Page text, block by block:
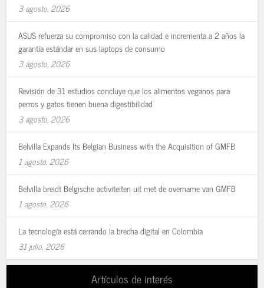
3 agosto, 2026
ASUS refuerza su compromiso con la calidad e incrementa a 2 años la
garantía estándar en sus laptops de consumo
3 agosto, 2026
Revisión de 31 estudios concluye que los alimentos veganos para
perros y gatos tienen buena digestibilidad
3 agosto, 2026
Belvilla Expands Its Belgian Business with the Acquisition of GMFB
1 agosto, 2026
Belvilla breidt Belgische activiteiten uit met de overname van GMFB
1 agosto, 2026
La tecnología está cerrando la brecha digital en Colombia
31 julio, 2026
Artículos de interés